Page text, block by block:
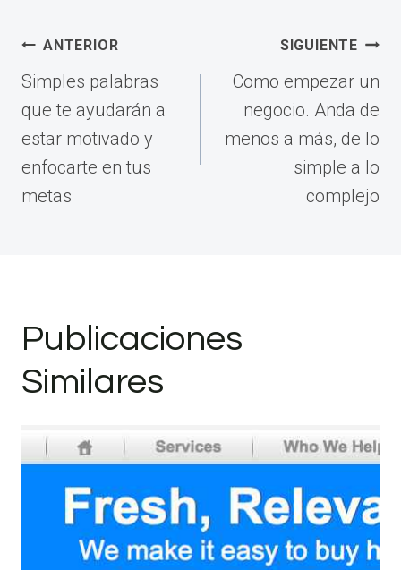
Navegación
de
entradas
ANTERIOR
Simples palabras
que te ayudarán a
estar motivado y
enfocarte en tus
metas
SIGUIENTE
Como empezar un
negocio. Anda de
menos a más, de lo
simple a lo
complejo
Publicaciones
Similares